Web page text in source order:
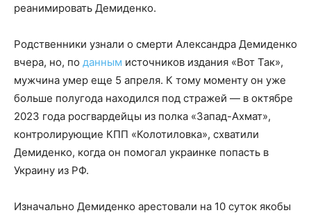
реанимировать Демиденко.
Родственники узнали о смерти Александра Демиденко
вчера, но, по данным источников издания «Вот Так»,
мужчина умер еще 5 апреля. К тому моменту он уже
больше полугода находился под стражей — в октябре
2023 года росгвардейцы из полка «Запад-Ахмат»,
контролирующие КПП «Колотиловка», схватили
Демиденко, когда он помогал украинке попасть в
Украину из РФ.
Изначально Демиденко арестовали на 10 суток якобы